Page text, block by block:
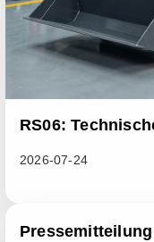
RS06:
2026-07-24